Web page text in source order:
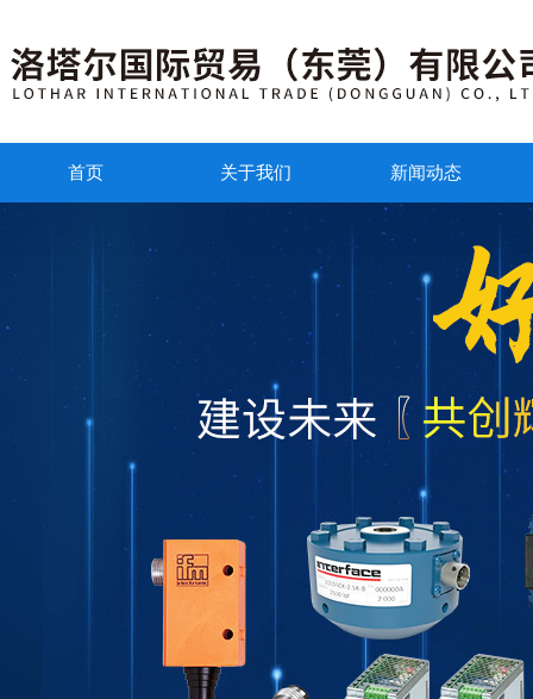
首页 关于我们 新闻动态